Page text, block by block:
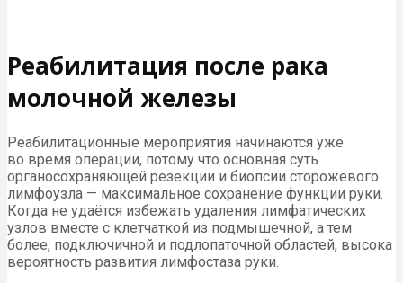
Реабилитация после рака
молочной железы
Реабилитационные мероприятия начинаются уже
во время операции, потому что основная суть
органосохраняющей резекции и биопсии сторожевого
лимфоузла — максимальное сохранение функции руки.
Когда не удаётся избежать удаления лимфатических
узлов вместе с клетчаткой из подмышечной, а тем
более, подключичной и подлопаточной областей, высока
вероятность развития лимфостаза руки.